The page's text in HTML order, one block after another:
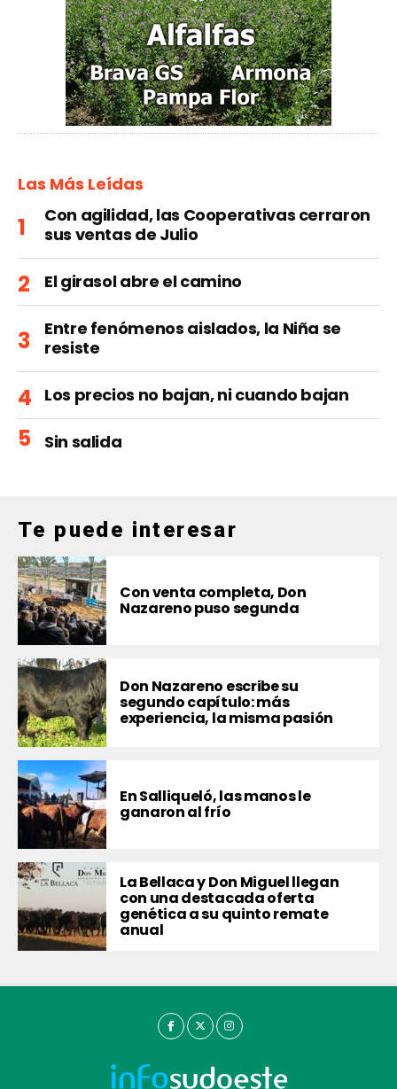
Las Más Leídas
Con agilidad, las Cooperativas cerraron
sus ventas de Julio
El girasol abre el camino
Entre fenómenos aislados, la Niña se
resiste
Los precios no bajan, ni cuando bajan
Sin salida
Te puede interesar
Con venta completa, Don
Nazareno puso segunda
Don Nazareno escribe su
segundo capítulo: más
experiencia, la misma pasión
En Salliqueló, las manos le
ganaron al frío
La Bellaca y Don Miguel llegan
con una destacada oferta
genética a su quinto remate
anual